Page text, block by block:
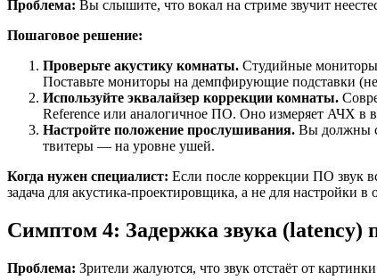
Проблема: Вы слышите, что вокал на стриме звучит
Пошаговое решение:
Проверьте акустику комнаты. Студийные мониторы
Поставьте мониторы на демпфирующие подставки
Используйте эквалайзер коррекции комнаты.
Reference или аналогичное ПО. Оно измеряет АЧХ в
Настройте положение прослушивания. Вы должны
твитеры — на уровне ушей.
Когда нужен специалист: Если после коррекции ПО звук
задача для акустика-проектировщика, а не для настройки в
Симптом 4: Задержка звука (latency)
Проблема: Зрители жалуются, что звук отстаёт от